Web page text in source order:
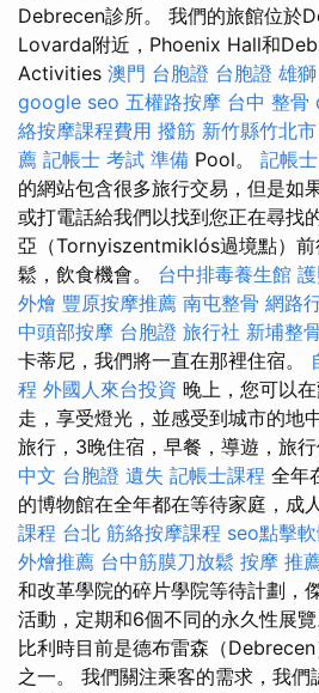
Debrecen診所。 我們的旅館位於
Lovarda附近，Phoenix Hall和
Activities 澳門 台胞證 台胞證 雄獅
google seo 五權路按摩 台中 整骨
絡按摩課程費用 撥筋 新竹縣竹北市
薦 記帳士 考試 準備 Pool。 記帳
的網站包含很多旅行交易，但是如
或打電話給我們以找到您正在尋找
亞（Tornyiszentmiklós過境點）
鬆，飲食機會。 台中排毒養生館
外燴 豐原按摩推薦 南屯整骨 網路
中頭部按摩 台胞證 旅行社 新埔整
卡蒂尼，我們將一直在那裡住宿。
程 外國人來台投資 晚上，您可以
走，享受燈光，並感受到城市的地
旅行，3晚住宿，早餐，導遊，旅行
中文 台胞證 遺失 記帳士課程 全年
的博物館在全年都在等待家庭，成
課程 台北 筋絡按摩課程 seo點擊
外燴推薦 台中筋膜刀放鬆 按摩 推
和改革學院的碎片學院等待計劃，
活動，定期和6個不同的永久性展覽
比利時目前是德布雷森（
之一。 我們關注乘客的需求，我們